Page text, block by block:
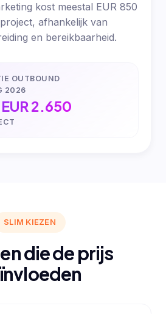
kost meestal EUR 850
afhankelijk van
en bereikbaarheid.
OUTBOUND
2026
2.650
SLIM KIEZEN
die de prijs